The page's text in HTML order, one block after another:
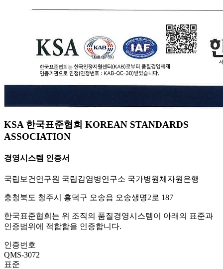
KSA 한국표준협회 KOREAN STANDARDS
ASSOCIATION
경영시스템 인증서
국립보건연구원 국립감염병연구소 국가병원체자원은행
충청북도 청주시 흥덕구 오송읍 오송생명2로 187
한국표준협회는 위 조직의 품질경영시스템이 아래의 표준과
인증범위에 적합함을 인증합니다.
인증번호
QMS-3072
표준